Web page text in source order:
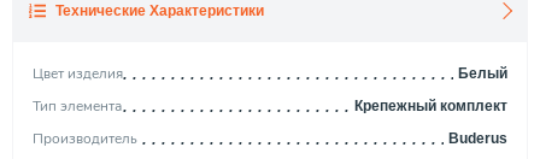
Технические Характеристики
Цвет изделия Белый
Тип элемента Крепежный комплект
Производитель Buderus